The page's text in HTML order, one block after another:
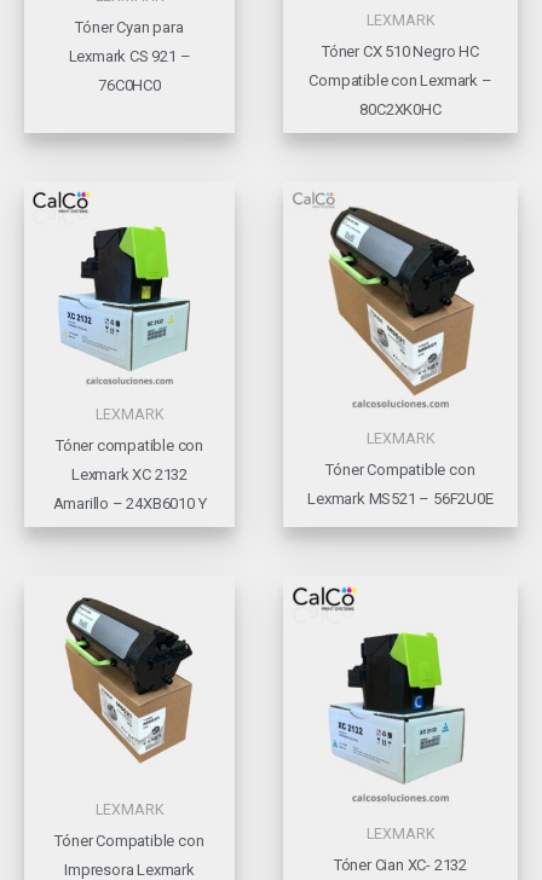
Tóner Cyan para
Lexmark CS 921 –
76C0HC0
LEXMARK
Tóner CX 510 Negro HC
Compatible con Lexmark –
80C2XK0HC
LEXMARK
Tóner compatible con
Lexmark XC 2132
Amarillo – 24XB6010 Y
LEXMARK
Tóner Compatible con
Lexmark MS521 – 56F2U0E
LEXMARK
Tóner Compatible con
Impresora Lexmark
LEXMARK
Tóner Cian XC- 2132